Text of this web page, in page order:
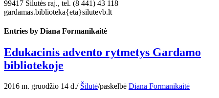
99417 Šilutės raj., tel. (8 441) 43 118
gardamas.biblioteka{eta}silutevb.lt
Entries by Diana Formanikaitė
Edukacinis advento rytmetys Gardamo
bibliotekoje
2016 m. gruodžio 14 d./ Šilutė/paskelbė Diana Formanikaitė